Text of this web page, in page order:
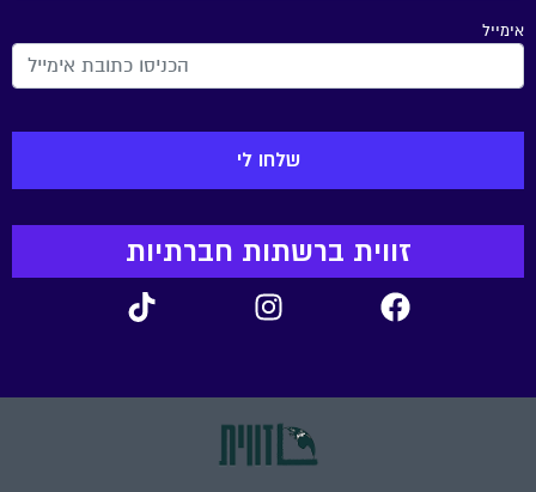
אימייל
זווית ברשתות חברתיות